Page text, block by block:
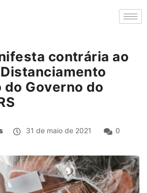
contrária ao
Governo do
31 de maio de 2021 0